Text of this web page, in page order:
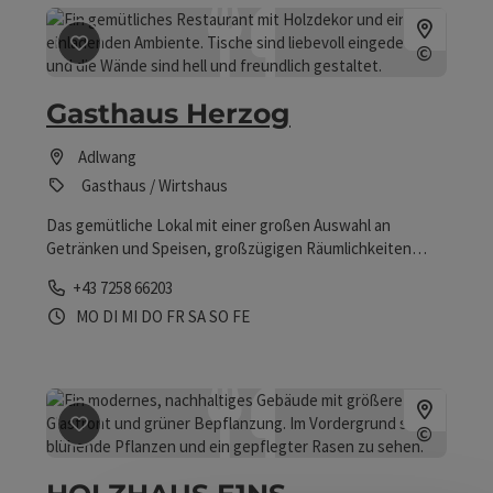
©
Beitrag merken : Gasthaus Herzog
Gasthaus Herzog
Adlwang
Gasthaus / Wirtshaus
Das gemütliche Lokal mit einer großen Auswahl an
Getränken und Speisen, großzügigen Räumlichkeiten
Telefon
+43 7258 66203
Öffnungszeiten
MO Montag geöffnet
DI Dienstag geöffnet
MI Mittwoch geöffnet
DO Donnerstag geöffnet
FR Freitag geöffnet
SASamstag geöffnet
SO Sonntag geöffnet
FEFeiertag geöffnet
©
Beitrag merken : HOLZHAUS E1NS Restaurant